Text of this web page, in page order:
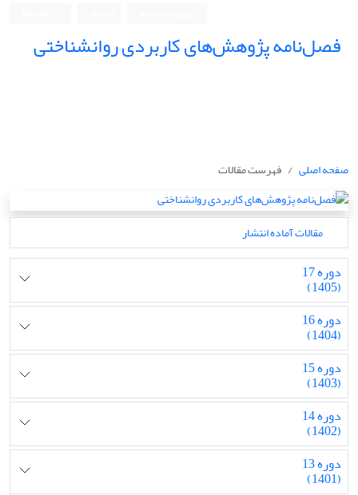
فصل‌نامه پژوهش‌های کاربردی روانشناختی
صفحه اصلی فهرست مقالات
مقالات آماده انتشار
دوره 17
(1405)
دوره 16
(1404)
دوره 15
(1403)
دوره 14
(1402)
دوره 13
(1401)